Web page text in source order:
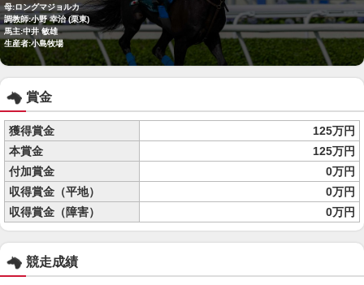
母:ロングマジョルカ
調教師:小野 幸治 (栗東)
馬主:中井 敏雄
生産者:小島牧場
賞金
獲得賞金
125万円
本賞金
125万円
付加賞金
0万円
収得賞金（平地）
0万円
収得賞金（障害）
0万円
競走成績